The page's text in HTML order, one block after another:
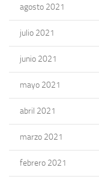
agosto 2021
julio 2021
junio 2021
mayo 2021
abril 2021
marzo 2021
febrero 2021